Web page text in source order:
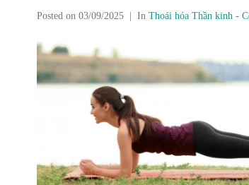
Posted on 03/09/2025 In Thoái hóa Thần kinh -